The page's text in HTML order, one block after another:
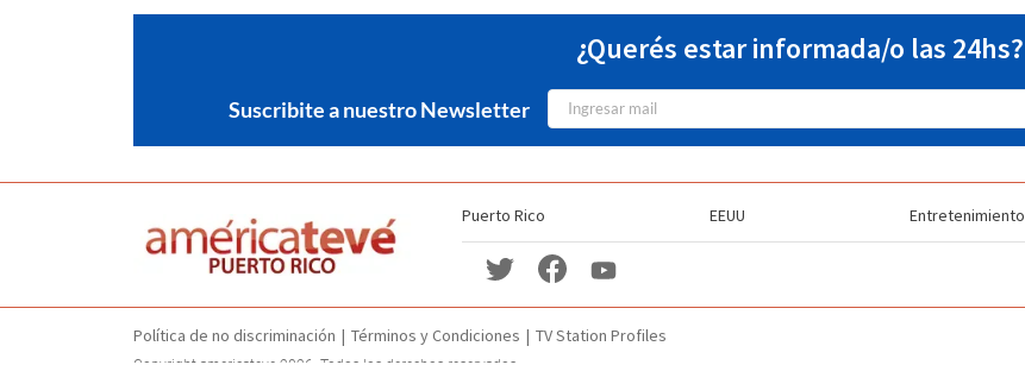
¿Querés estar informada/o las 24hs?
Suscribite a nuestro Newsletter
Puerto Rico EEUU Entretenimiento
Política de no discriminación Términos y Condiciones TV Station Profiles